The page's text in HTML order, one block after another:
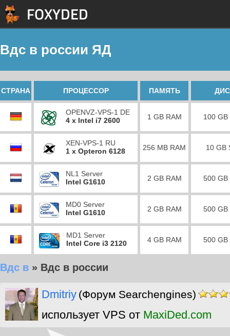
Вдс в россии ЯД
СТРАНА ПРОЦЕССОР ПАМЯТЬ
OPENVZ-VPS-1 DE
4 x Intel i7 2600
1 GB RAM 100 GB
XEN-VPS-1 RU
1 x Opteron 6128
256 MB RAM 10 GB
NL1 Server
Intel G1610
2 GB RAM 500 GB
MD0 Server
Intel G1610
2 GB RAM 500 GB
MD1 Server
Intel Core i3 2120
4 GB RAM 500 GB
Вдс в » Вдс в россии
Dmitriy (Форум Searchengines)
использует VPS от MaxiDed.com